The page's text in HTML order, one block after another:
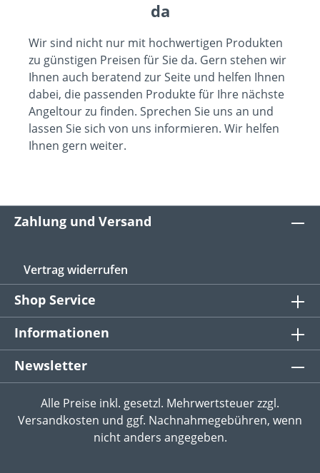
da
Wir sind nicht nur mit hochwertigen Produkten
zu günstigen Preisen für Sie da. Gern stehen wir
Ihnen auch beratend zur Seite und helfen Ihnen
dabei, die passenden Produkte für Ihre nächste
Angeltour zu finden. Sprechen Sie uns an und
lassen Sie sich von uns informieren. Wir helfen
Ihnen gern weiter.
Zahlung und Versand
Vertrag widerrufen
Shop Service
Informationen
Newsletter
Alle Preise inkl. gesetzl. Mehrwertsteuer zzgl.
Versandkosten und ggf. Nachnahmegebühren, wenn
nicht anders angegeben.